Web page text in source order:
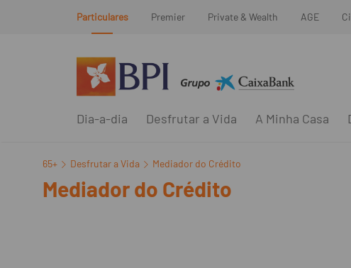
Particulares Premier Private & Wealth AGE
Dia-a-dia Desfrutar a Vida A Minha Casa
65+ Desfrutar a Vida Mediador do Crédito
Mediador do Crédito